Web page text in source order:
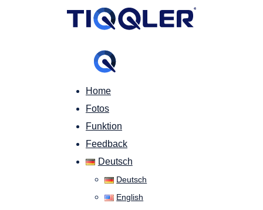
Home
Fotos
Funktion
Feedback
Deutsch
Deutsch
English